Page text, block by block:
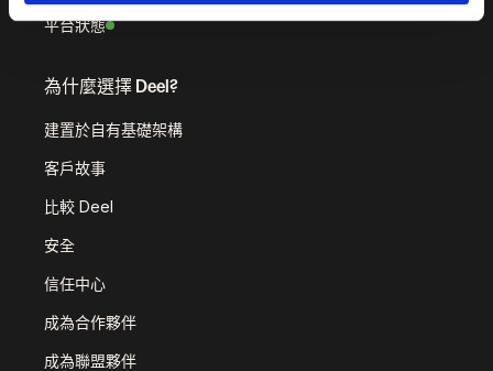
平台狀態
為什麼選擇 Deel?
建置於自有基礎架構
客戶故事
比較 Deel
安全
信任中心
成為合作夥伴
成為聯盟夥伴